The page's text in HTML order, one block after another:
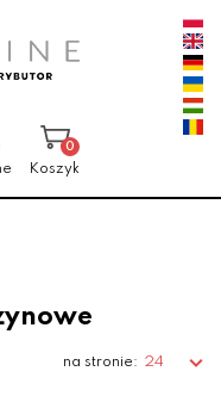
0
Koszyk
na stronie: 24